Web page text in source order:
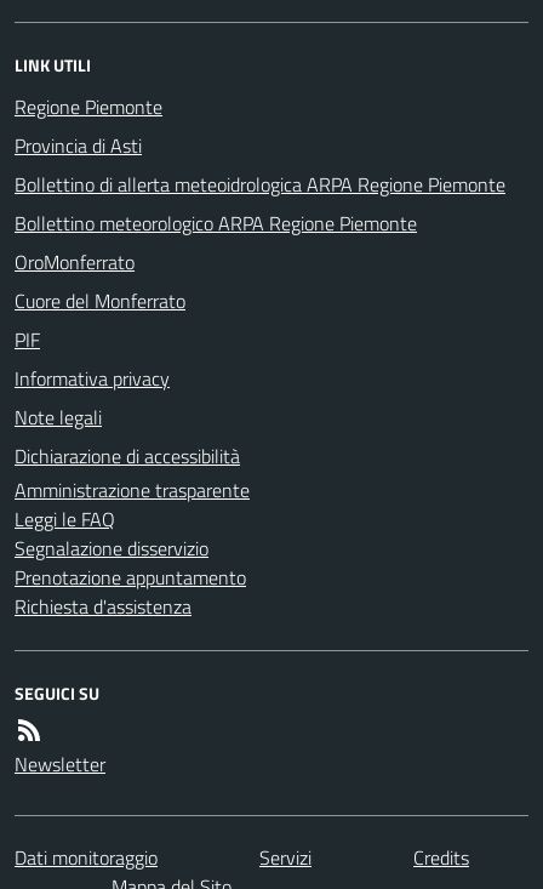
LINK UTILI
Regione Piemonte
Provincia di Asti
Bollettino di allerta meteoidrologica ARPA Regione Piemonte
Bollettino meteorologico ARPA Regione Piemonte
OroMonferrato
Cuore del Monferrato
PIF
Informativa privacy
Note legali
Dichiarazione di accessibilità
Amministrazione trasparente
Leggi le FAQ
Segnalazione disservizio
Prenotazione appuntamento
Richiesta d'assistenza
SEGUICI SU
Newsletter
Dati monitoraggio Servizi
Credits